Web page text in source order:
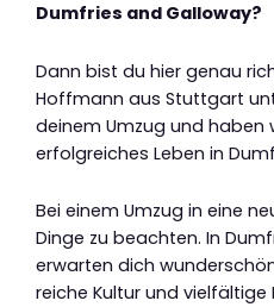
Dumfries and Galloway?
Dann bist du hier genau
Hoffmann aus Stuttgart
deinem Umzug und haben
erfolgreiches Leben in
Bei einem Umzug in eine
Dinge zu beachten. In
erwarten dich
reiche Kultur und vielfältige